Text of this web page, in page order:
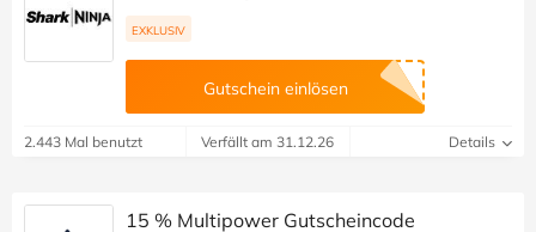
EXKLUSIV
Gutschein einlösen
2.443 Mal benutzt Verfällt am 31.12.26 Details
15 % Multipower Gutscheincode